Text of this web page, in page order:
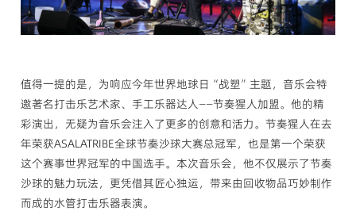
值得一提的是，为响应今年世界地球日“战塑”主题，音乐会特
邀著名打击乐艺术家、手工乐器达人——节奏猩人加盟。他的精
彩演出，无疑为音乐会注入了更多的创意和活力。节奏猩人在去
年荣获ASALATRIBE全球节奏沙球大赛总冠军，也是第一个荣获
这个赛事世界冠军的中国选手。本次音乐会，他不仅展示了节奏
沙球的魅力玩法，更凭借其匠心独运，带来由回收物品巧妙制作
而成的水管打击乐器表演。